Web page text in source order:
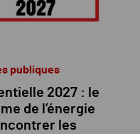
publiques
2027 : le
de l’énergie
les